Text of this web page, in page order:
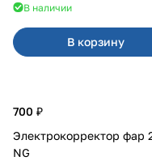
В наличии
В корзину
700 ₽
Электрокорректор фар
NG